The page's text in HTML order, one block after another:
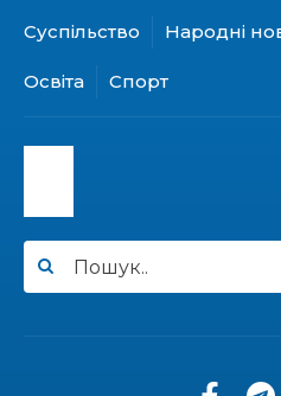
15:24
31 лип
Бахмутянка Ірина
13:33
30 лип
Суспільство Народні
Освіта Спорт